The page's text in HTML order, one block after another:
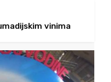
vinima